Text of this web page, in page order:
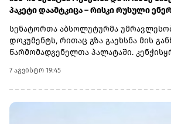
პაკეტი დაამტკიცა – რისკი რუსული
სენატორთა აბსოლუტურმა
დოკუმენტს, რითაც გზა გაეხსნა მის
წარმომადგენელთა პალატაში.
წინააღმდეგ კანონპროექტზე,
გრემის 2026 წლის სანქციების აქტი
წინააღმდეგ“. საბოლოო დათვლით
7 აგვისტო 19:45